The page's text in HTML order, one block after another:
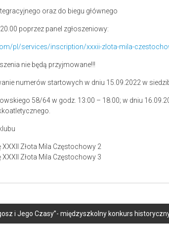
oraz do biegu głównego
poprzez panel zgłoszeniowy:
pl/services/inscription/xxxii-zlota-mila-
nie będą przyjmowane!!!
numerów startowych w dniu 15.09.2022 w
58/64 w godz. 13:00 – 18:00; w dniu
i Jego Czasy”- międzyszkolny konkurs